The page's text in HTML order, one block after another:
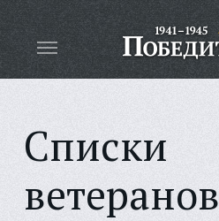
Списки
ветеранов